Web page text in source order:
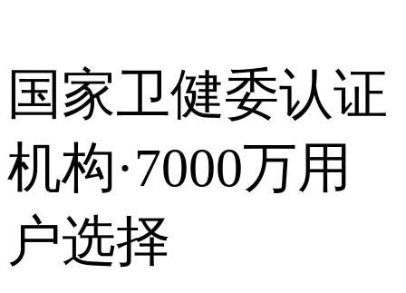
国家卫健委认证
机构·7000万用
户选择